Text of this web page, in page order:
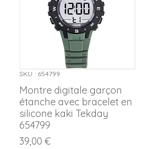
SKU : 654799
Montre digitale garçon
étanche avec bracelet en
silicone kaki Tekday
654799
39,00 €Prix